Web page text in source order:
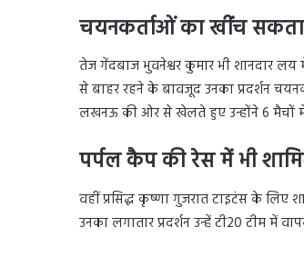
चयनकर्ताओं का खींच सकता
तेज गेंदबाज भुवनेश्वर कुमार भी शानदार
से बाहर रहने के बावजूद उनका प्रदर्शन
लखनऊ की ओर से खेलते हुए उन्होंने 6 मैचों
पर्पल कैप की रेस में भी
वहीं प्रसिद्ध कृष्णा गुजरात टाइटंस के लिए
उनका लगातार प्रदर्शन उन्हें टी20 टीम में